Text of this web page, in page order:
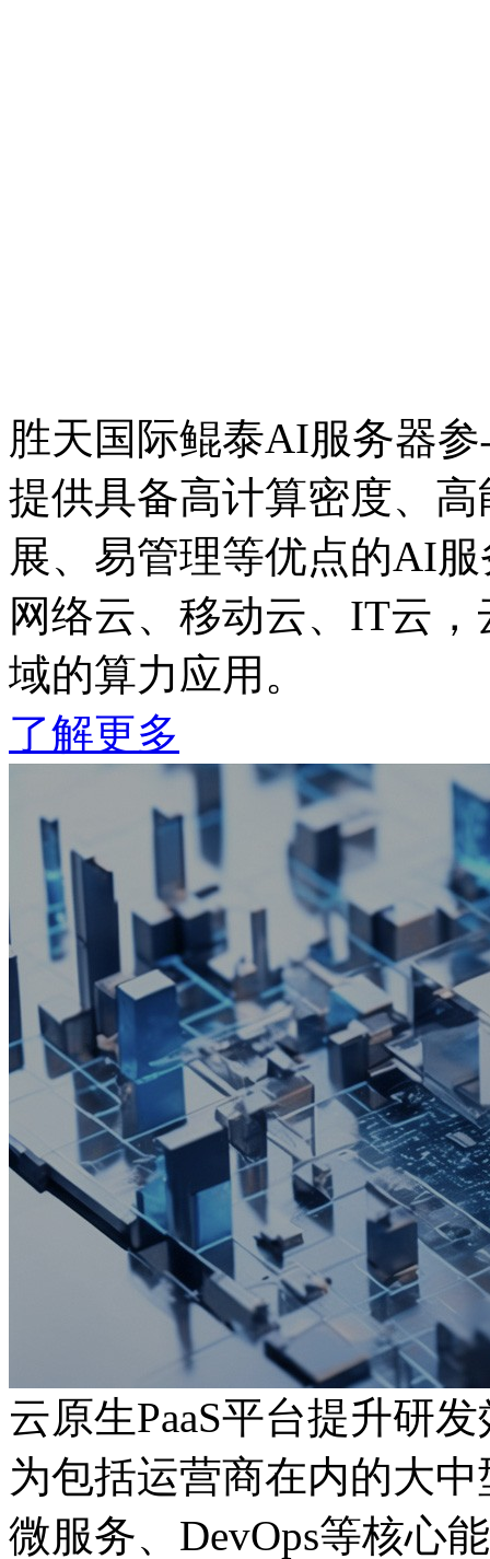
胜天国际鲲泰AI服务器
提供具备高计算密度、高
展、易管理等优点的AI
网络云、移动云、IT云
域的算力应用。
了解更多
云原生PaaS平台提升研
为包括运营商在内的大中型
微服务、DevOps等核心